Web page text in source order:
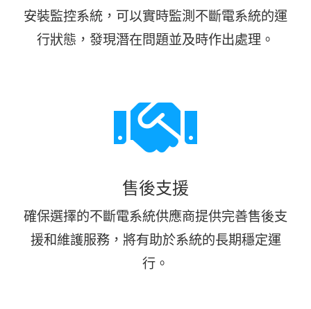
安裝監控系統，可以實時監測不斷電系統的運
行狀態，發現潛在問題並及時作出處理。
售後支援
確保選擇的不斷電系統供應商提供完善售後支
援和維護服務，將有助於系統的長期穩定運
行。